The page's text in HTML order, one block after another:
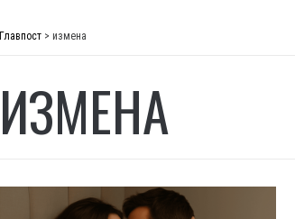
Главпост > измена
ИЗМЕНА